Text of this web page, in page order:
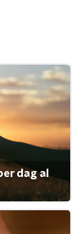
dag al